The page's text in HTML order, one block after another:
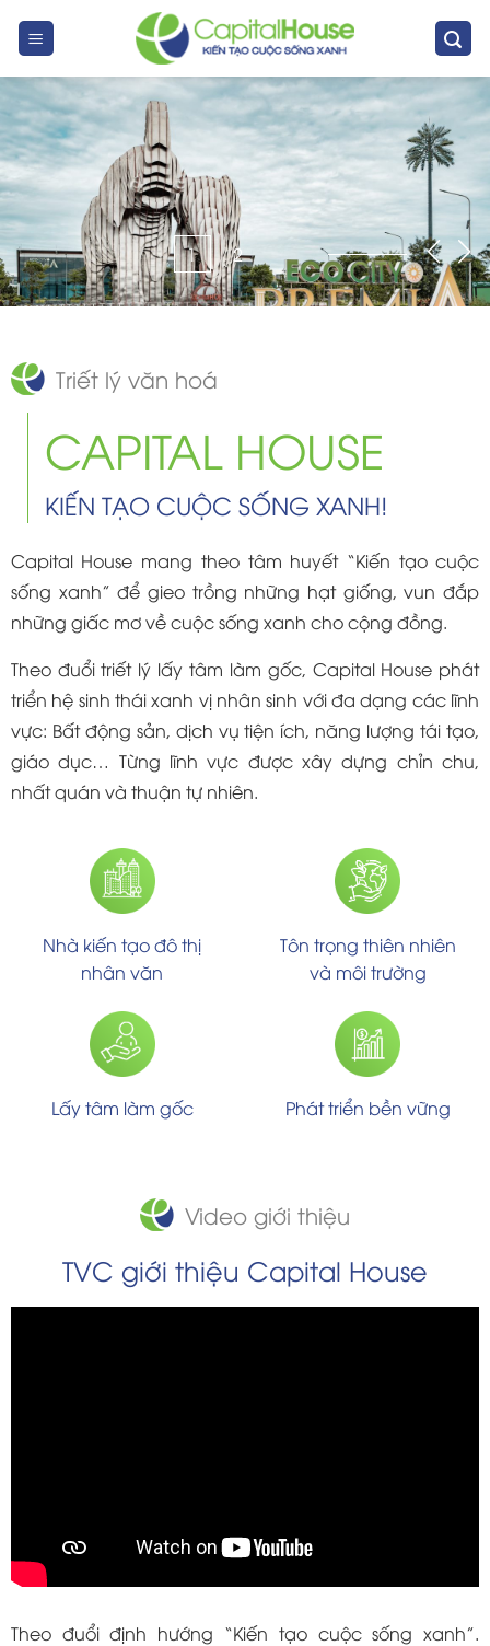
1 2
Triết lý văn hoá
CAPITAL HOUSE
KIẾN TẠO CUỘC SỐNG XANH!
Capital House mang theo tâm huyết “Kiến tạo cuộc
sống xanh” để gieo trồng những hạt giống, vun đắp
những giấc mơ về cuộc sống xanh cho cộng đồng.
Theo đuổi triết lý lấy tâm làm gốc, Capital House phát
triển hệ sinh thái xanh vị nhân sinh với đa dạng các lĩnh
vực: Bất động sản, dịch vụ tiện ích, năng lượng tái tạo,
giáo dục… Từng lĩnh vực được xây dựng chỉn chu,
nhất quán và thuận tự nhiên.
Nhà kiến tạo đô thị
nhân văn
Tôn trọng thiên nhiên
và môi trường
Lấy tâm làm gốc Phát triển bền vững
Video giới thiệu
TVC giới thiệu Capital House
Theo đuổi định hướng “Kiến tạo cuộc sống xanh”.